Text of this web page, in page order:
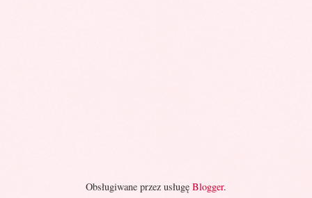
Obsługiwane przez usługę Blogger.